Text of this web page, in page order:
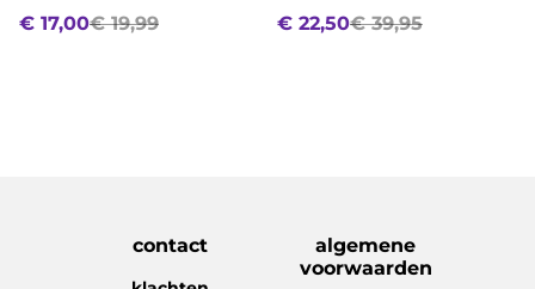
€ 17,00€ 19,99 € 22,50€ 39,95
contact
algemene
voorwaarden